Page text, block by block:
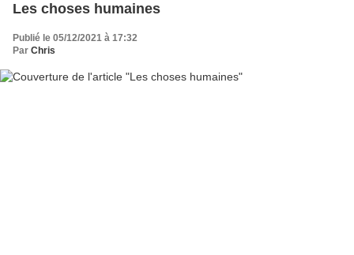
Les choses humaines
Publié le 05/12/2021 à 17:32
Par Chris